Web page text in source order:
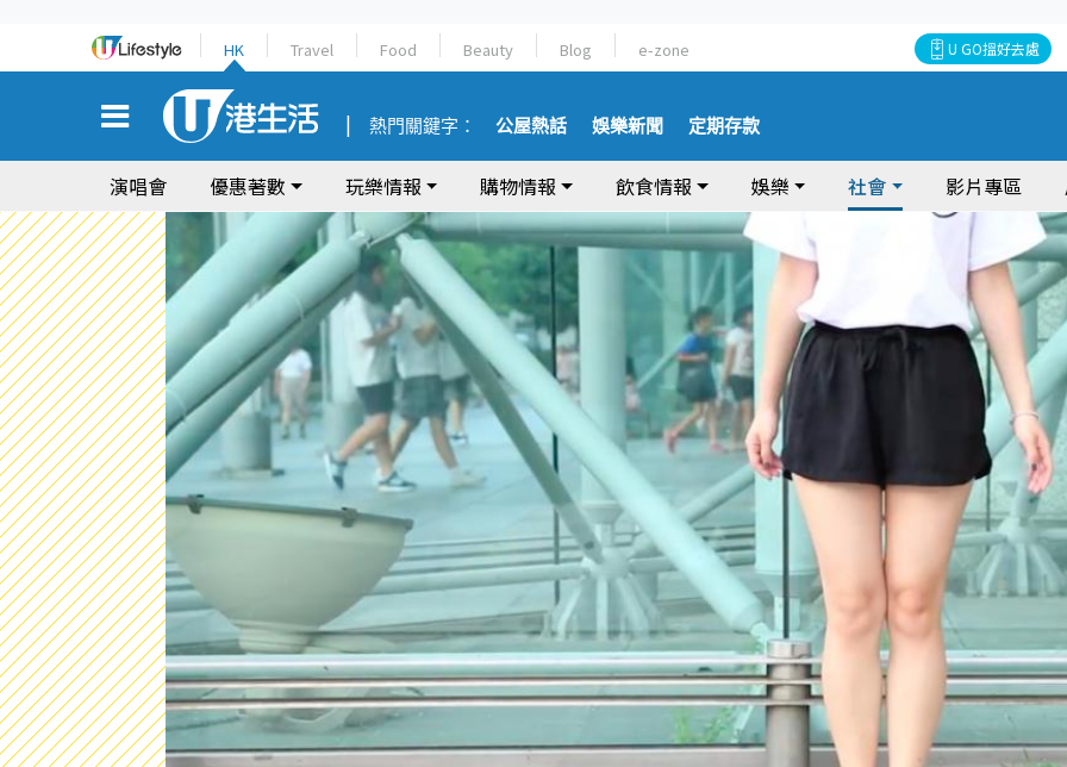
HK Travel Food Beauty Blog e-zone U GO搵好去處
熱門關鍵字： 公屋熱話 娛樂新聞 定期存款
演唱會 優惠著數 玩樂情報 購物情報 飲食情報 娛樂 社會 影片專區